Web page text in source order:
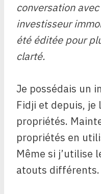
conversation
investisseur
été éditée pour
clarté.
Je possédais un
Fidji et depuis, je
propriétés.
propriétés en
Même si j’utilise
atouts différents.